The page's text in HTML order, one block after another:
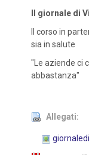
Il giornale di
Il corso in
sia in salute
"Le aziende ci
abbastanza"
Allegati: